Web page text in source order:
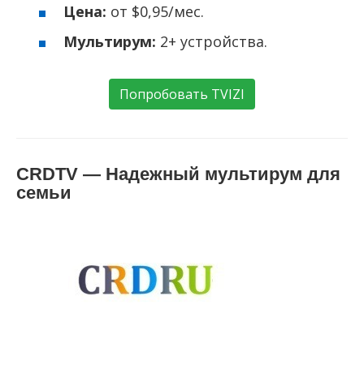
Цена: от $0,95/мес.
Мультирум: 2+ устройства.
Попробовать TVIZI
CRDTV — Надежный мультирум для
семьи